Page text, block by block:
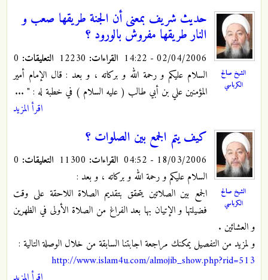
الشيخ صالح
الكرباسي
حديث شريف بمعنى أن الجنة طريقها صعب و
النار طريقها مفروش بالورود ؟
02/04/2006 - 14:22 القراءات: التعليقات:
السلام عليكم و رحمة الله و بركاته ، و بعد : قال الإمام أمير
المؤمنين علي بن أبي طالب ( عليه السلام ) في خطبة له : " ...
اقرأ المزيد
الشيخ صالح
الكرباسي
كيف يتم الجمع بين الصلوات ؟
18/03/2006 - 04:52 القراءات: التعليقات:
السلام عليكم و رحمة الله و بركاته ، و بعد :
الجمع بين الصلاتين يتحقق بتقديم الصلاة اللاحقة على وقت
فضيلتها و الإتيان بها بعد الفراغ من الصلاة الأولى في الظهرين
و العشائين .
و لمزيد من التفصيل يمكنك مراجعة اجابتنا السابقة من خلال الوصلة التالية :
http://www.islam4u.com/almojib_show.php?rid=513